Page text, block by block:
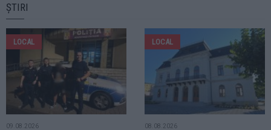
ȘTIRI
LOCAL
09.08.2026
LOCAL
08.08.2026